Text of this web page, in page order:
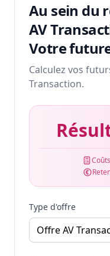
Au sein du
AV
Votre
Calculez vos
Transaction.
Type d'offre